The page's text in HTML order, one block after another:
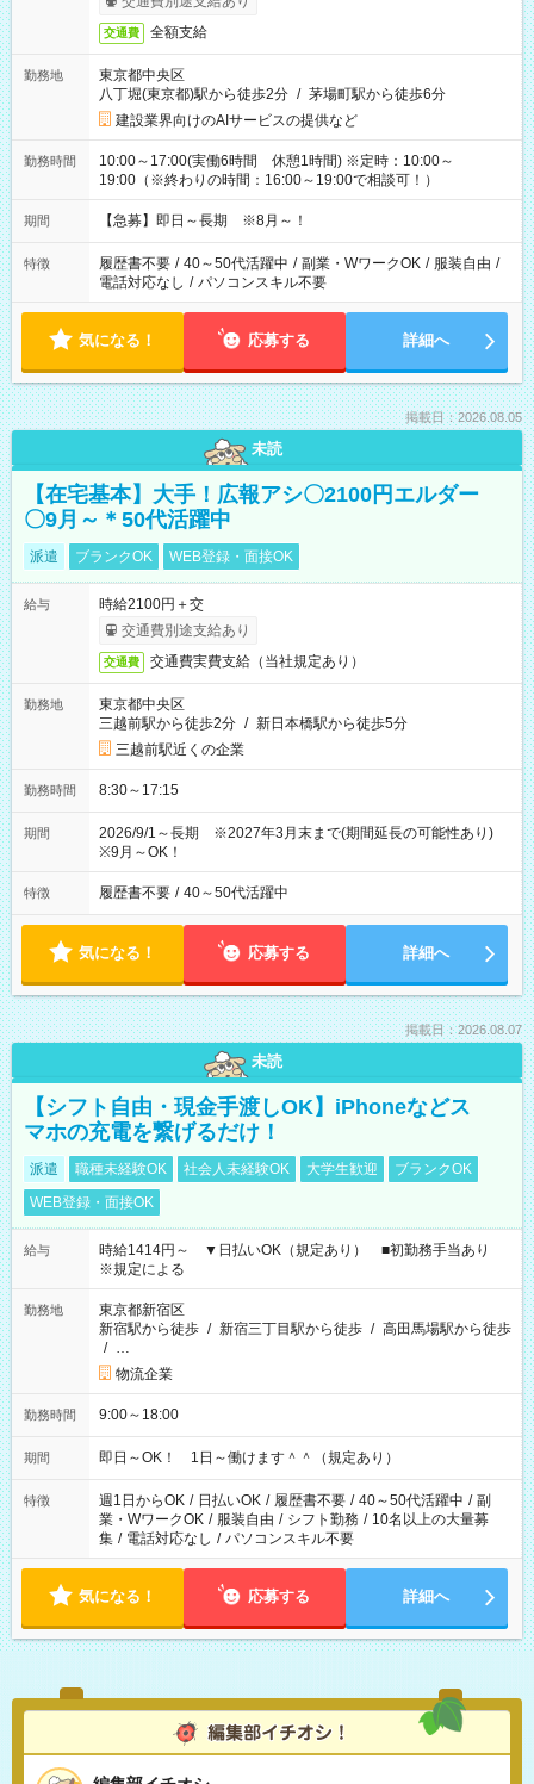
交通費 全額支給
勤務地
東京都中央区
八丁堀(東京都)駅から徒歩2分 / 茅場町駅から徒歩6分
建設業界向けのAIサービスの提供など
勤務時間
10:00～17:00(実働6時間 休憩1時間) ※定時：10:00～
19:00（※終わりの時間：16:00～19:00で相談可！）
期間 【急募】即日～長期 ※8月～！
特徴 履歴書不要 / 40～50代活躍中 / 副業・WワークOK / 服装自由 /
電話対応なし / パソコンスキル不要
気になる！ 応募する 詳細へ
掲載日：2026.08.05
未読
【在宅基本】大手！広報アシ〇2100円エルダー
〇9月～＊50代活躍中
派遣 ブランクOK WEB登録・面接OK
給与
時給2100円＋交
交通費別途支給あり
交通費 交通費実費支給（当社規定あり）
勤務地
東京都中央区
三越前駅から徒歩2分 / 新日本橋駅から徒歩5分
三越前駅近くの企業
勤務時間 8:30～17:15
期間
2026/9/1～長期 ※2027年3月末まで(期間延長の可能性あり)
※9月～OK！
特徴 履歴書不要 / 40～50代活躍中
気になる！ 応募する 詳細へ
掲載日：2026.08.07
未読
【シフト自由・現金手渡しOK】iPhoneなどス
マホの充電を繋げるだけ！
派遣 職種未経験OK 社会人未経験OK 大学生歓迎
ブランクOK
WEB登録・面接OK
給与
時給1414円～ ▼日払いOK（規定あり） ■初勤務手当あり
※規定による
勤務地
東京都新宿区
新宿駅から徒歩 / 新宿三丁目駅から徒歩 / 高田馬場駅から徒歩
/ …
物流企業
勤務時間 9:00～18:00
期間 即日～OK！ 1日～働けます＾＾（規定あり）
特徴 週1日からOK / 日払いOK / 履歴書不要 / 40～50代活躍中 / 副
業・WワークOK / 服装自由 / シフト勤務 / 10名以上の大量募
集 / 電話対応なし / パソコンスキル不要
気になる！ 応募する 詳細へ